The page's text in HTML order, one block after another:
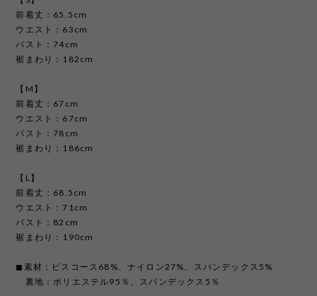
前着丈：65.5cm
ウエスト：63cm
バスト：74cm
裾まわり：182cm
【M】
前着丈：67cm
ウエスト：67cm
バスト：78cm
裾まわり：186cm
【L】
前着丈：68.5cm
ウエスト：71cm
バスト：82cm
裾まわり：190cm
◼︎素材：ビスコース68%、ナイロン27%、スパンデックス5%
裏地：ポリエステル95％、スパンデックス5％